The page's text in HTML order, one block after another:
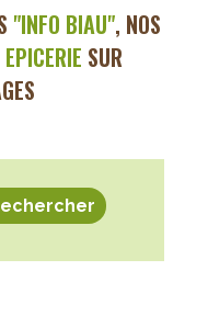
"INFO BIAU", NOS
EPICERIE SUR